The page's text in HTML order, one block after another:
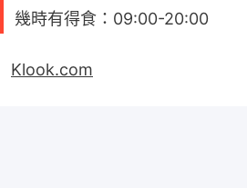
幾時有得食：09:00-20:00
Klook.com